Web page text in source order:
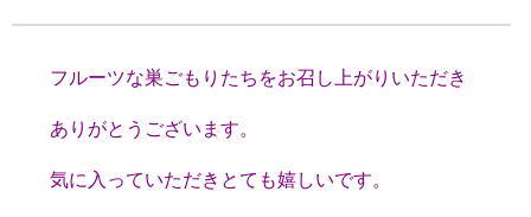
フルーツな巣ごもりたちをお召し上がりいただき
ありがとうございます。
気に入っていただきとても嬉しいです。